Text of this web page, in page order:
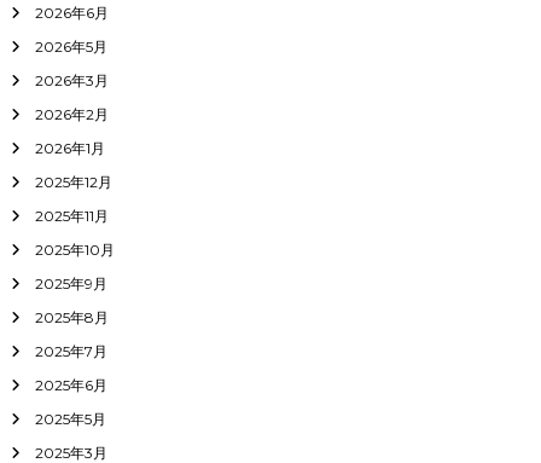
2026年6月
2026年5月
2026年3月
2026年2月
2026年1月
2025年12月
2025年11月
2025年10月
2025年9月
2025年8月
2025年7月
2025年6月
2025年5月
2025年3月